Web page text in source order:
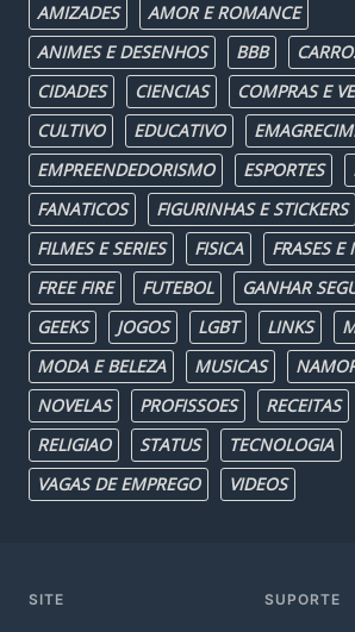
AMIZADES
AMOR E ROMANCE
ANIMES E DESENHOS
BBB
CIDADES
CIENCIAS
COMPRAS E
CULTIVO
EDUCATIVO
EMPREENDEDORISMO
ESPORTES
FANATICOS
FIGURINHAS E STICKERS
FILMES E SERIES
FISICA
FRASES E
FREE FIRE
FUTEBOL GANHAR
GEEKS
JOGOS LGBT LINKS
MODA E BELEZA
MUSICAS
NOVELAS
PROFISSOES RECEITAS
RELIGIAO
STATUS
TECNOLOGIA
VAGAS DE EMPREGO
VIDEOS
SITE SUPORTE